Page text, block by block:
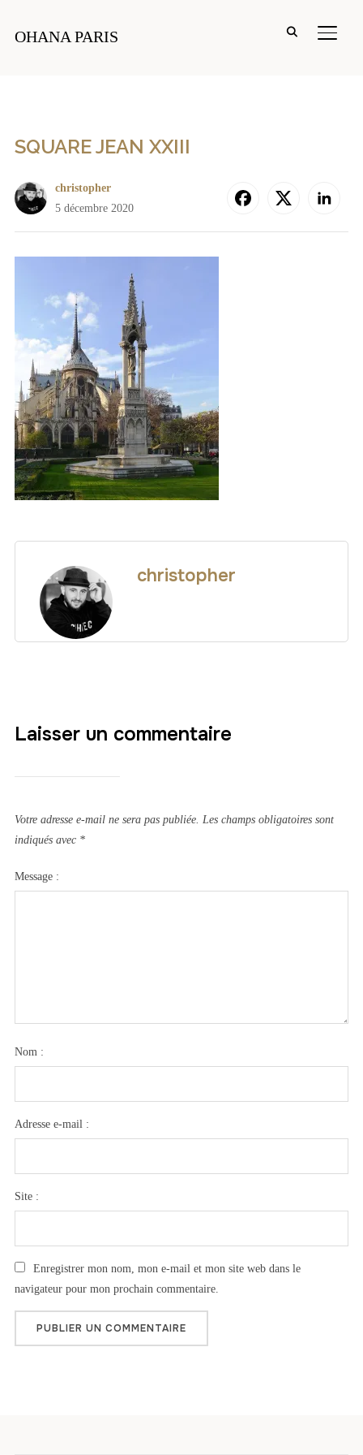
OHANA PARIS
SQUARE JEAN XXIII
christopher
5 décembre 2020
christopher
Laisser un commentaire
Votre adresse e-mail ne sera pas publiée. Les champs obligatoires sont
indiqués avec *
Message :
Nom :
Adresse e-mail :
Site :
Enregistrer mon nom, mon e-mail et mon site web dans le
navigateur pour mon prochain commentaire.